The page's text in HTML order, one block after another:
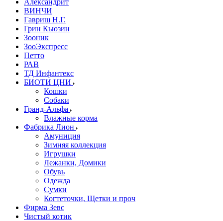
Александрит
ВИНЧИ
Гавриш Н.Г.
Грин Кьюзин
Зооник
ЗооЭкспресс
Петто
РАВ
ТД Инфантекс
БИОТИ ЦНИ
Кошки
Собаки
Гранд-Альфа
Влажные корма
Фабрика Лион
Амуниция
Зимняя коллекция
Игрушки
Лежанки, Домики
Обувь
Одежда
Сумки
Когтеточки, Щетки и проч
Фирма Зевс
Чистый котик